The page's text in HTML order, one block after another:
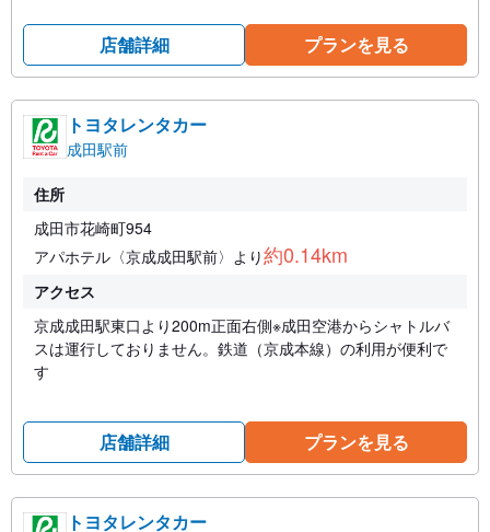
店舗詳細 プランを見る
トヨタレンタカー
成田駅前
住所
成田市花崎町954
アパホテル〈京成成田駅前〉より約0.14km
アクセス
京成成田駅東口より200m正面右側※成田空港からシャトルバ
スは運行しておりません。鉄道（京成本線）の利用が便利で
す
店舗詳細 プランを見る
トヨタレンタカー